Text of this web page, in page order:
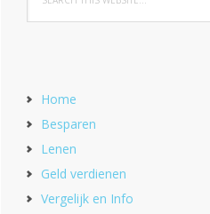
Home
Besparen
Lenen
Geld verdienen
Vergelijk en Info